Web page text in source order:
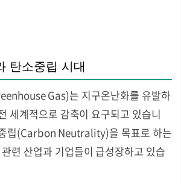
탄소중립 시대
Gas)는 지구온난화를 유발하
세계적으로 감축이 요구되고 있습니
립(Carbon Neutrality)을 목표로 하는
련 산업과 기업들이 급성장하고 있습